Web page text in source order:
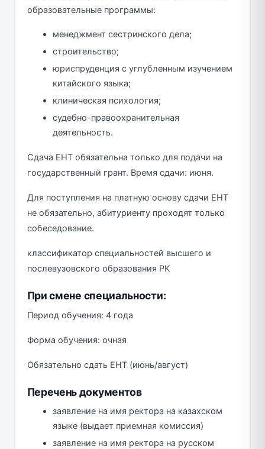
образовательные программы:
менеджмент сестринского дела;
строительство;
юриспруденция с углубленным изучением
китайского языка;
клиническая психология;
судебно-правоохранительная
деятельность.
Сдача ЕНТ обязательна только для подачи на
государственный грант. Время сдачи: июня.
Для поступления на платную основу сдачи ЕНТ
не обязательно, абитуриенту проходят только
собеседование.
классификатор специальностей высшего и
послевузовского образования РК
При смене специальности:
Период обучения: 4 года
Форма обучения: очная
Обязательно сдать ЕНТ (июнь/август)
Перечень документов
заявление на имя ректора на казахском
языке (выдает приемная комиссия)
заявление на имя ректора на русском